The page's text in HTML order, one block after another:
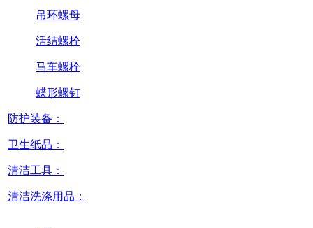
吊环螺母
活结螺栓
马车螺栓
蝶形螺钉
防护装备：
卫生纸品：
清洁工具：
清洁洗涤用品：